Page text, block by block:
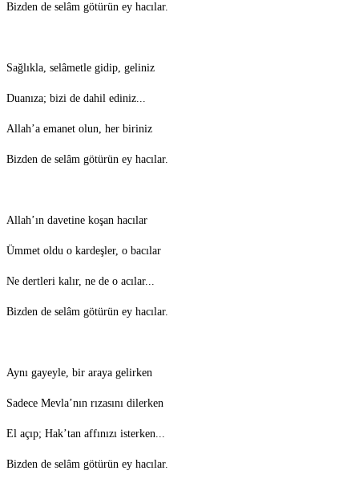
Bizden de selâm götürün ey hacılar.
Sağlıkla, selâmetle gidip, geliniz
Duanıza; bizi de dahil ediniz...
Allah’a emanet olun, her biriniz
Bizden de selâm götürün ey hacılar.
Allah’ın davetine koşan hacılar
Ümmet oldu o kardeşler, o bacılar
Ne dertleri kalır, ne de o acılar...
Bizden de selâm götürün ey hacılar.
Aynı gayeyle, bir araya gelirken
Sadece Mevla’nın rızasını dilerken
El açıp; Hak’tan affınızı isterken...
Bizden de selâm götürün ey hacılar.